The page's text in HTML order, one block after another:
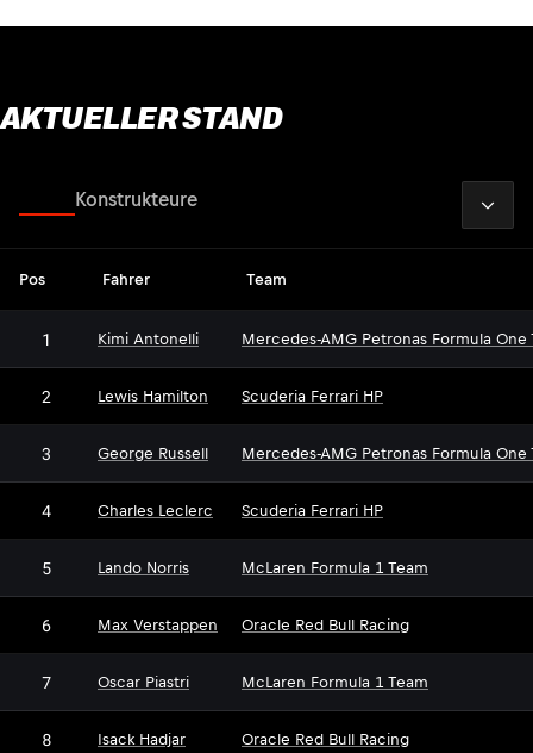
AKTUELLER STAND
Konstrukteure
Pos Fahrer Team
1 Kimi Antonelli Mercedes-AMG Petronas Formula One
2 Lewis Hamilton Scuderia Ferrari HP
3 George Russell Mercedes-AMG Petronas Formula One
4 Charles Leclerc Scuderia Ferrari HP
5 Lando Norris McLaren Formula 1 Team
6 Max Verstappen Oracle Red Bull Racing
7 Oscar Piastri McLaren Formula 1 Team
8 Isack Hadjar Oracle Red Bull Racing